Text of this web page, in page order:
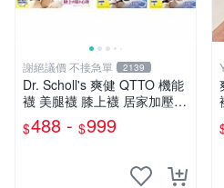
謝絕議價 不接急單 2139
Dr. Scholl's 爽健 QTTO 機能
襪 美腿襪 膝上襪 居家加壓睡
褲系列 機能美腿
$488 - $999